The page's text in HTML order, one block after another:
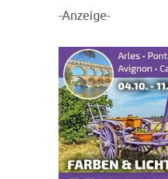
-Anzeige-